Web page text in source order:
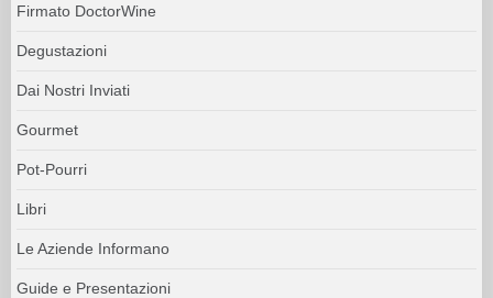
Firmato DoctorWine
Degustazioni
Dai Nostri Inviati
Gourmet
Pot-Pourri
Libri
Le Aziende Informano
Guide e Presentazioni